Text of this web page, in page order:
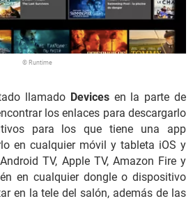
© Runtime
llamado Devicesen la parte de
los enlaces para descargarlo
para los que tiene una app
en cualquier móvil y tableta iOS y
TV, Apple TV, Amazon Fire y
en cualquier dongle o dispositivo
en la tele del salón, además de las